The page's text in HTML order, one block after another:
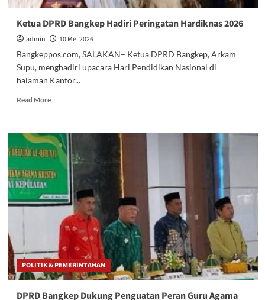
Ketua DPRD Bangkep Hadiri Peringatan Hardiknas 2026
admin
10 Mei 2026
Bangkeppos.com, SALAKAN– Ketua DPRD Bangkep, Arkam
Supu, menghadiri upacara Hari Pendidikan Nasional di
halaman Kantor...
Read MoreRead
Ketua
DPRD
Bangkep
Hadiri
Peringatan
Hardiknas
2026
POLITIK & PEMERINTAHAN
DPRD Bangkep Dukung Penguatan Peran Guru Agama